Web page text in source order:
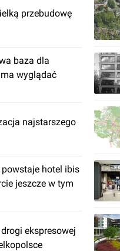
przebudowę
baza dla
wyglądać
najstarszego
powstaje hotel ibis
jeszcze w tym
ekspresowej